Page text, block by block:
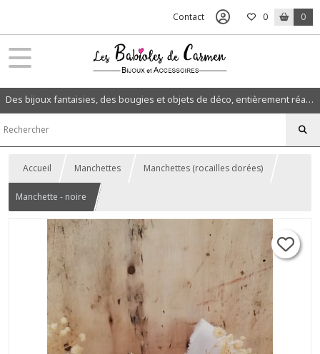
Contact 0 0
Des bijoux fantaisies, des bougies et objets de déco, entièrement réalisés à la main dans mon atelier en Normandie.
Accueil Manchettes Manchettes (rocailles dorées)
Manchette - noire